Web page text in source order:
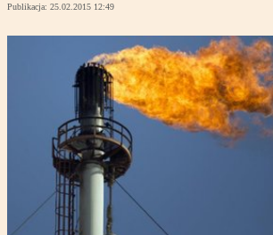
Publikacja: 25.02.2015 12:49